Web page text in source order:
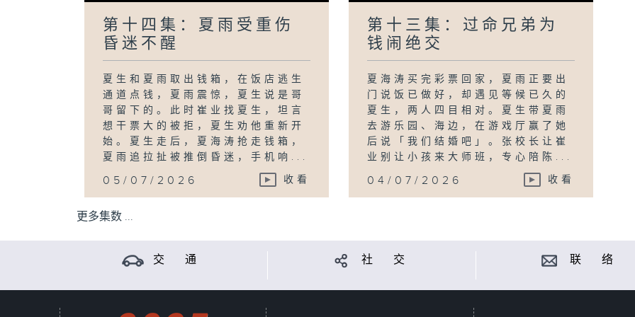
第十四集：夏雨受重伤
昏迷不醒
夏生和夏雨取出钱箱，在饭店逃生
通道点钱，夏雨震惊，夏生说是哥
哥留下的。此时崔业找夏生，坦言
想干票大的被拒，夏生劝他重新开
始。夏生走后，夏海涛抢走钱箱，
夏雨追拉扯被推倒昏迷，手机响...
05/07/2026 收看
第十三集：过命兄弟为
钱闹绝交
夏海涛买完彩票回家，夏雨正要出
门说饭已做好，却遇见等候已久的
夏生，两人四目相对。夏生带夏雨
去游乐园、海边，在游戏厅赢了她
后说「我们结婚吧」。张校长让崔
业别让小孩来大师班，专心陪陈...
04/07/2026 收看
更多集数 ...
交 通 社 交 联 络